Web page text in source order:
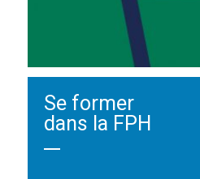
Se former
dans la FPH